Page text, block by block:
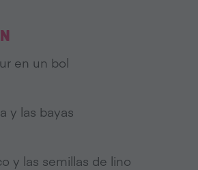
en un bol
y las bayas
y las semillas de lino